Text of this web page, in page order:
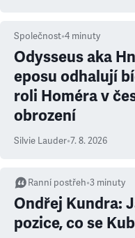
Společnost•4 minuty
Odysseus aka
eposu odhalují
roli Homéra v
obrození
Silvie Lauder•7. 8. 2026
Ranní postřeh•3 minuty
Ondřej Kundra:
pozice, co se